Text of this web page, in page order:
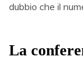
dubbio che il
La